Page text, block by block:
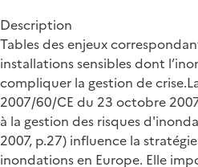
Description
Tables des enjeux
installations sensibles dont
compliquer la gestion de
2007/60/CE du 23 octobre
à la gestion des risques
2007, p.27) influence la
inondations en Europe. Elle